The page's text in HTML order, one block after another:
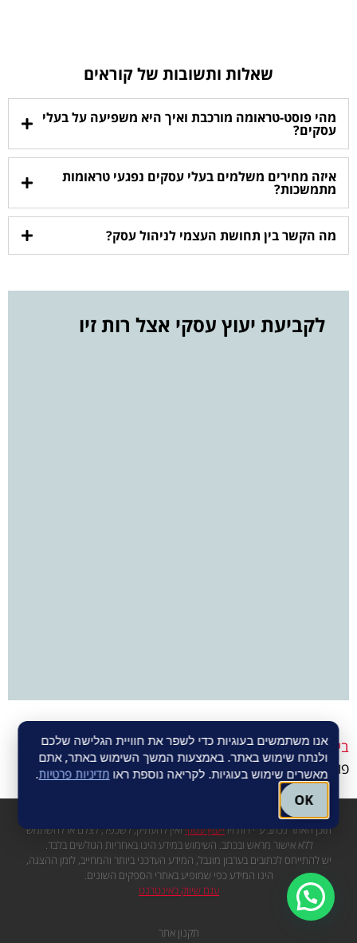
שאלות ותשובות של קוראים
מהי פוסט-טראומה מורכבת ואיך היא משפיעה על בעלי
עסקים?
איזה מחירים משלמים בעלי עסקים נפגעי טראומות
מתמשכות?
מה הקשר בין תחושת העצמי לניהול עסק?
לקביעת יעוץ עסקי אצל רות זיו
בית -עסקים מתמודדי טראומה- השפעות והתמודדות עם
פוסט טראומה מורכבת על העסק
תוכן האתר נכתב ע"י רות זיוייעוץ עסקיואין להעתיק, לשכפל, לצלם או להשתמש
ללא אישור מראש ובכתב. השימוש במידע הינו באחריות הגולשים בלבד.
יש להתייחס לכתובים בערבון מוגבל, המידע העדכני ביותר והמחייב, לזמן ההצגה,
הינו המידע כפי שמופיע באתרי הספקים השונים.
עגם שיווק באינטרנט
תקנון אתר
לקביעת פגישה ב-WhatsApp
אנו משתמשים בעוגיות כדי לשפר את חוויית הגלישה שלכם
ולנתח שימוש באתר. באמצעות המשך השימוש באתר, אתם
מאשרים שימוש בעוגיות. לקריאה נוספת ראו מדיניות פרטיות.
OK